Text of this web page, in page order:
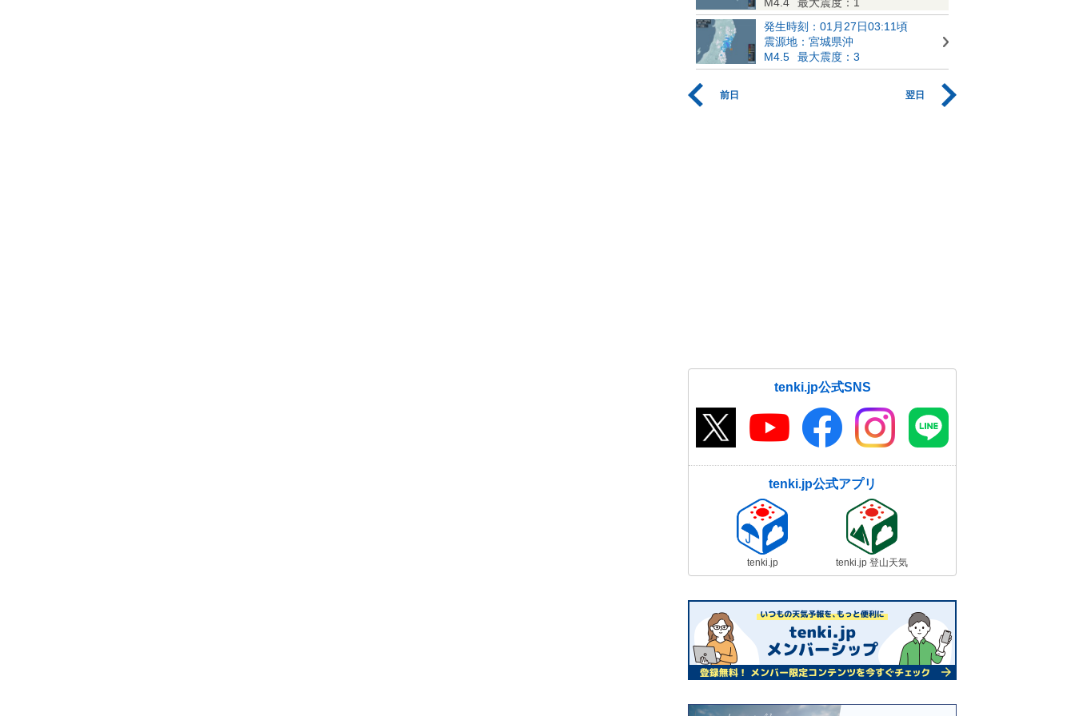
発生時刻：01月27日03:11頃
震源地：宮城県沖
M4.5
最大震度：3
前日 翌日
tenki.jp公式SNS
tenki.jp公式アプリ
tenki.jp tenki.jp 登山天気